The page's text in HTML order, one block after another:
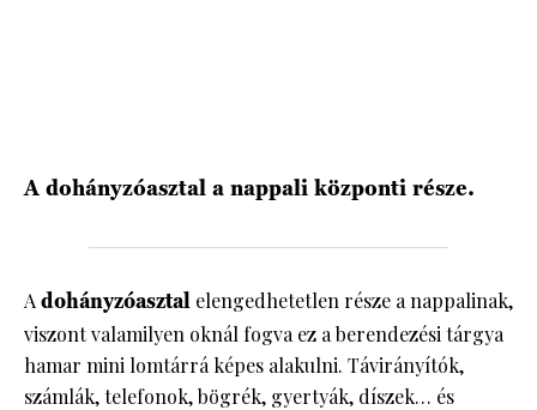
A dohányzóasztal a nappali központi része.
Adohányzóasztal elengedhetetlen része a nappalinak,
viszont valamilyen oknál fogva ez a berendezési tárgya
hamar mini lomtárrá képes alakulni. Távirányítók,
számlák, telefonok, bögrék, gyertyák, díszek… és